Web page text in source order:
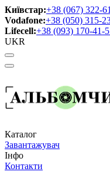
Київстар:+38 (067) 322-
Vodafone:+38 (050) 315-
Lifecell:+38 (093) 170-41-
UKR
Каталог
Завантажувач
Інфо
Контакти